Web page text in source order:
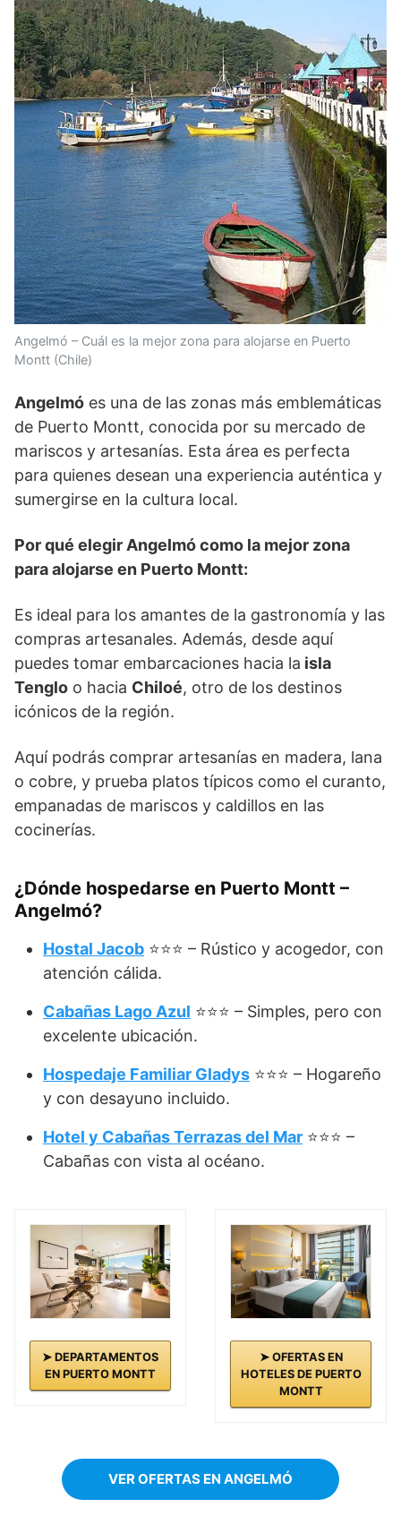
Angelmó – Cuál es la mejor zona para alojarse en Puerto
Montt (Chile)
Angelmó es una de las zonas más emblemáticas
de Puerto Montt, conocida por su mercado de
mariscos y artesanías. Esta área es perfecta
para quienes desean una experiencia auténtica y
sumergirse en la cultura local.
Por qué elegir Angelmó como la mejor zona
para alojarse en Puerto Montt:
Es ideal para los amantes de la gastronomía y las
compras artesanales. Además, desde aquí
puedes tomar embarcaciones hacia la isla
Tenglo o hacia Chiloé, otro de los destinos
icónicos de la región.
Aquí podrás comprar artesanías en madera, lana
o cobre, y prueba platos típicos como el curanto,
empanadas de mariscos y caldillos en las
cocinerías.
¿Dónde hospedarse en Puerto Montt –
Angelmó?
Hostal Jacob ⭐⭐⭐ – Rústico y acogedor, con
atención cálida.
Cabañas Lago Azul ⭐⭐⭐ – Simples, pero con
excelente ubicación.
Hospedaje Familiar Gladys ⭐⭐⭐ – Hogareño
y con desayuno incluido.
Hotel y Cabañas Terrazas del Mar ⭐⭐⭐ –
Cabañas con vista al océano.
➤ DEPARTAMENTOS
EN PUERTO MONTT
➤ OFERTAS EN
HOTELES DE PUERTO
MONTT
VER OFERTAS EN ANGELMÓ